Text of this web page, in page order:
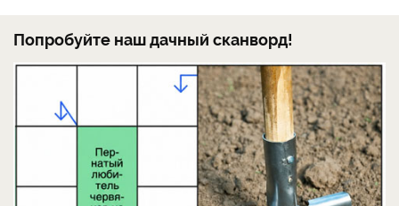
Попробуйте наш дачный сканворд!